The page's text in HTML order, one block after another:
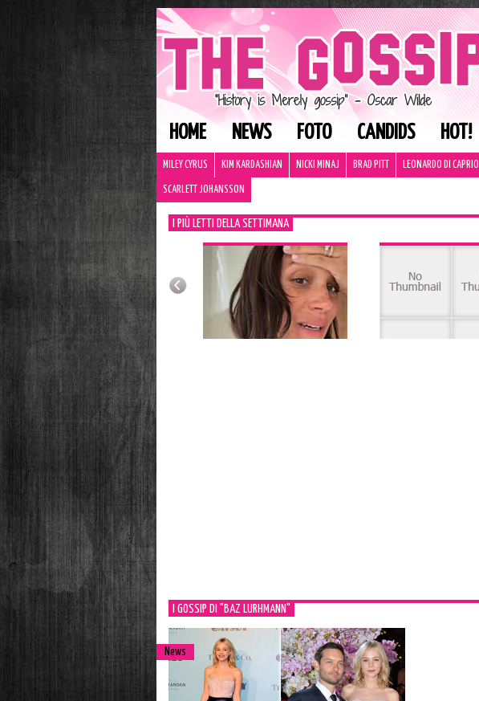
HOME NEWS FOTO CANDIDS HOT!
MILEY CYRUS KIM KARDASHIAN NICKI MINAJ BRAD PITT LEONARDO DI CAPRIO
SCARLETT JOHANSSON
I PIÙ LETTI DELLA SETTIMANA
I GOSSIP DI "BAZ LURHMANN"
News